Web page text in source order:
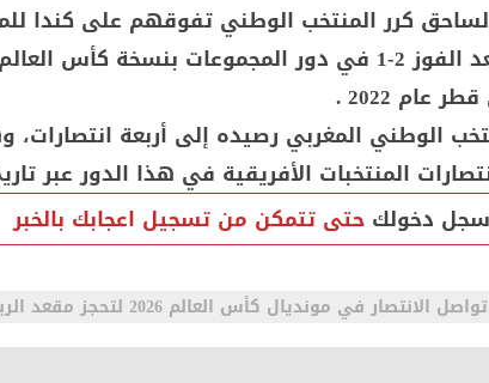
كرر المنتخب الوطني تفوقهم على كندا
على التوالي بعد الفوز 2-1 في دور المجموعات بنسخة
2022 .
الوطني المغربي رصيده إلى أربعة انتصارات،
المنتخبات الأفريقية في هذا الدور عبر
سجل دخولك حتى تتمكن من تسجيل اعجابك بالخبر
في مونديال كأس العالم 2026 لتحجز مقعد الربع النهائي